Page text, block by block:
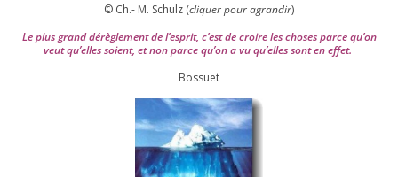
© Ch.- M. Schulz (cli­quer pour agran­dir)
Le plus grand dérè­gle­ment de l’es­prit, c’est de croire les choses parce qu’on
veut qu’elles soient, et non parce qu’on a vu qu’elles sont en effet.
Bossuet